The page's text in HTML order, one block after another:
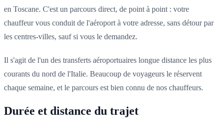
en Toscane. C'est un parcours direct, de point à point : votre
chauffeur vous conduit de l'aéroport à votre adresse, sans détour par
les centres-villes, sauf si vous le demandez.
Il s'agit de l'un des transferts aéroportuaires longue distance les plus
courants du nord de l'Italie. Beaucoup de voyageurs le réservent
chaque semaine, et le parcours est bien connu de nos chauffeurs.
Durée et distance du trajet